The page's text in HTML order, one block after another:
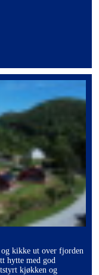
og kikke ut over fjorden
hytte med god
kjøkken og